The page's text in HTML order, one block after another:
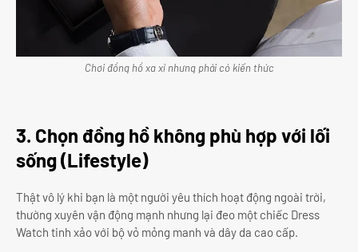
Chơi đồng hồ xa xỉ nhưng phải có kiến thức
3. Chọn đồng hồ không phù hợp với lối
sống (Lifestyle)
Thật vô lý khi bạn là một người yêu thích hoạt động ngoài trời,
thường xuyên vận động mạnh nhưng lại đeo một chiếc Dress
Watch tinh xảo với bộ vỏ mỏng manh và dây da cao cấp.